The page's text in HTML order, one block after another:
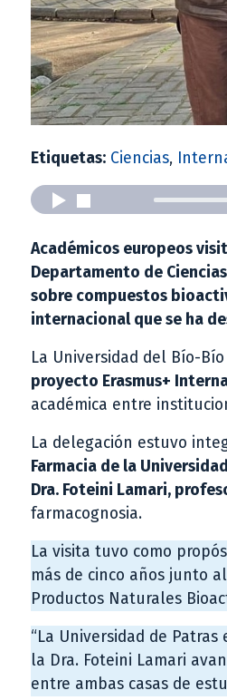
Etiquetas: Ciencias,
Académicos europeos
Departamento de
sobre compuestos
internacional que se ha
La Universidad del Bío-
proyecto Erasmus+
académica entre
La delegación estuvo
Farmacia de la
Dra. Foteini Lamari,
farmacognosia.
La visita tuvo como
más de cinco años junto al
Productos Naturales
“La Universidad de
la Dra. Foteini Lamari
entre ambas casas de